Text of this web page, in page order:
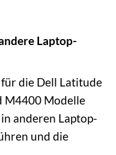
Laptop-
die Dell Latitude
M4400 Modelle
anderen Laptop-
und die